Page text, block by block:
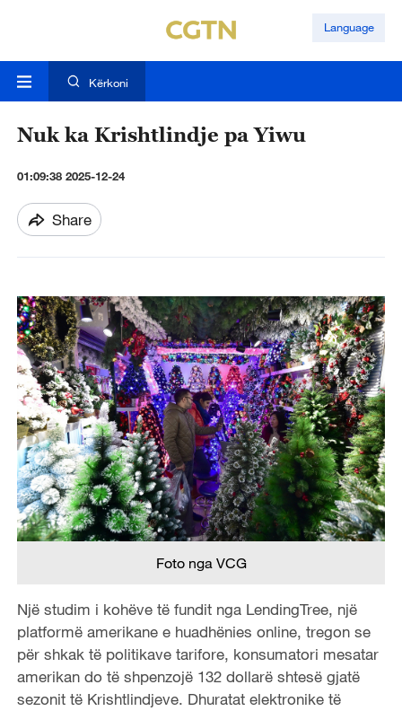
Language
Kërkoni
Nuk ka Krishtlindje pa Yiwu
01:09:38 2025-12-24
Share
Foto nga VCG
Një studim i kohëve të fundit nga LendingTree, një
platformë amerikane e huadhënies online, tregon se
për shkak të politikave tarifore, konsumatori mesatar
amerikan do të shpenzojë 132 dollarë shtesë gjatë
sezonit të Krishtlindjeve. Dhuratat elektronike të